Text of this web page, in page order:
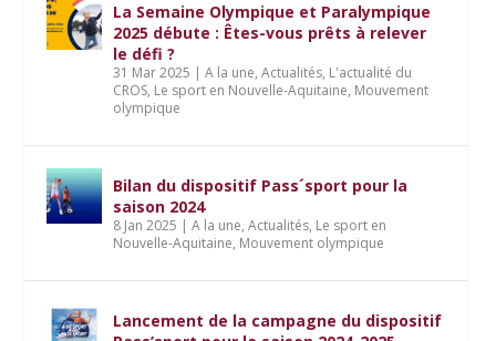
La Semaine Olympique et Paralympique
2025 débute : Êtes-vous prêts à relever
le défi ?
31 Mar 2025 |A la une,Actualités, L'actualité du
CROS, Le sport en Nouvelle-Aquitaine, Mouvement
olympique
Bilan du dispositif Pass´sport pour la
saison 2024
8 Jan 2025 |A la une,Actualités, Le sport en
Nouvelle-Aquitaine, Mouvement olympique
Lancement de la campagne du dispositif